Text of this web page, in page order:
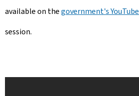
available on thegovernment's
session.